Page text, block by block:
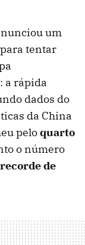
um
tentar
a rápida
dados do
da China
peloquarto
o número
de